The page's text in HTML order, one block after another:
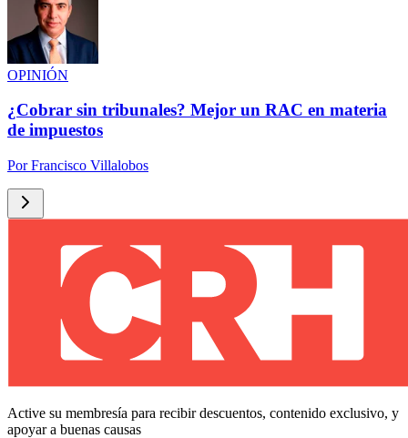
OPINIÓN
¿Cobrar sin tribunales? Mejor un RAC en materia
de impuestos
PorFrancisco Villalobos
Active su membresía para recibir descuentos, contenido exclusivo, y
apoyar a buenas causas